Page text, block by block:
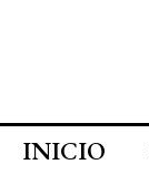
INICIO